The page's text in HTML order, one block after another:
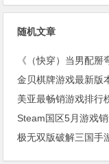
随机文章
《（快穿）当男配掰
金贝棋牌游戏最新版
美亚最畅销游戏排行
Steam国区5月游戏